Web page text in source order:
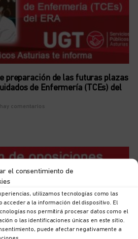
el consentimiento de
utilizamos tecnologías como las
acceder a la información del dispositivo. El
nos permitirá procesar datos como el
o las identificaciones únicas en este sitio.
puede afectar negativamente a
preparación de las futuras plazas
de Enfermería (TCEs) del
hay comentarios